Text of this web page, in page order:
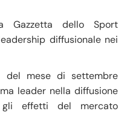
Gazzetta dello Sport
diffusionale nei
del mese di settembre
leader nella diffusione
gli effetti del mercato